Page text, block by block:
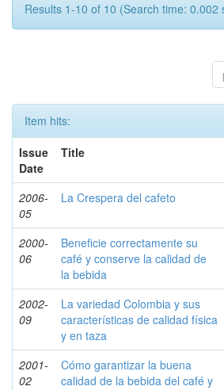
Results 1-10 of 10 (Search time: 0.002
Item hits:
Issue
Date
Title
2006-
05
La Crespera del cafeto
2000-
06
Beneficie correctamente su
café y conserve la calidad de
la bebida
2002-
09
La variedad Colombia y sus
características de calidad física
y en taza
2001-
02
Cómo garantizar la buena
calidad de la bebida del café y